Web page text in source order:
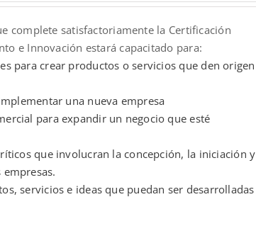
complete satisfactoriamente la Certificación
e Innovación estará capacitado para:
para crear productos o servicios que den origen
una nueva empresa
para expandir un negocio que esté
que involucran la concepción, la iniciación y
servicios e ideas que puedan ser desarrolladas